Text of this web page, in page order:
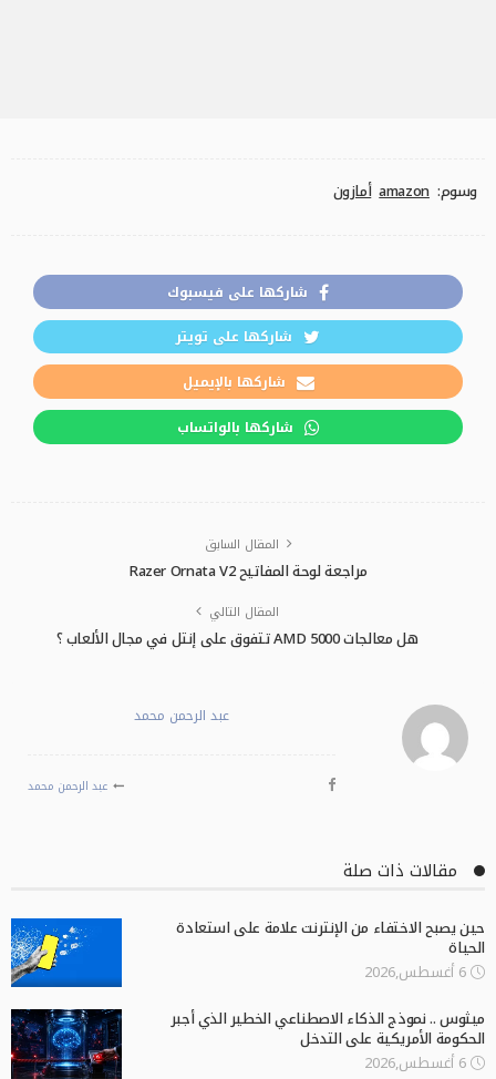
وسوم: amazon أمازون
شاركها على فيسبوك
شاركها على تويتر
شاركها بالإيميل
شاركها بالواتساب
المقال السابق
مراجعة لوحة المفاتيح Razer Ornata V2
المقال التالي
هل معالجات AMD 5000 تتفوق على إنتل في مجال الألعاب ؟
عبد الرحمن محمد
عبد الرحمن محمد
مقالات ذات صلة
حين يصبح الاختفاء من الإنترنت علامة على استعادة
الحياة
6 أغسطس,2026
ميثوس .. نموذج الذكاء الاصطناعي الخطير الذي أجبر
الحكومة الأمريكية على التدخل
6 أغسطس,2026